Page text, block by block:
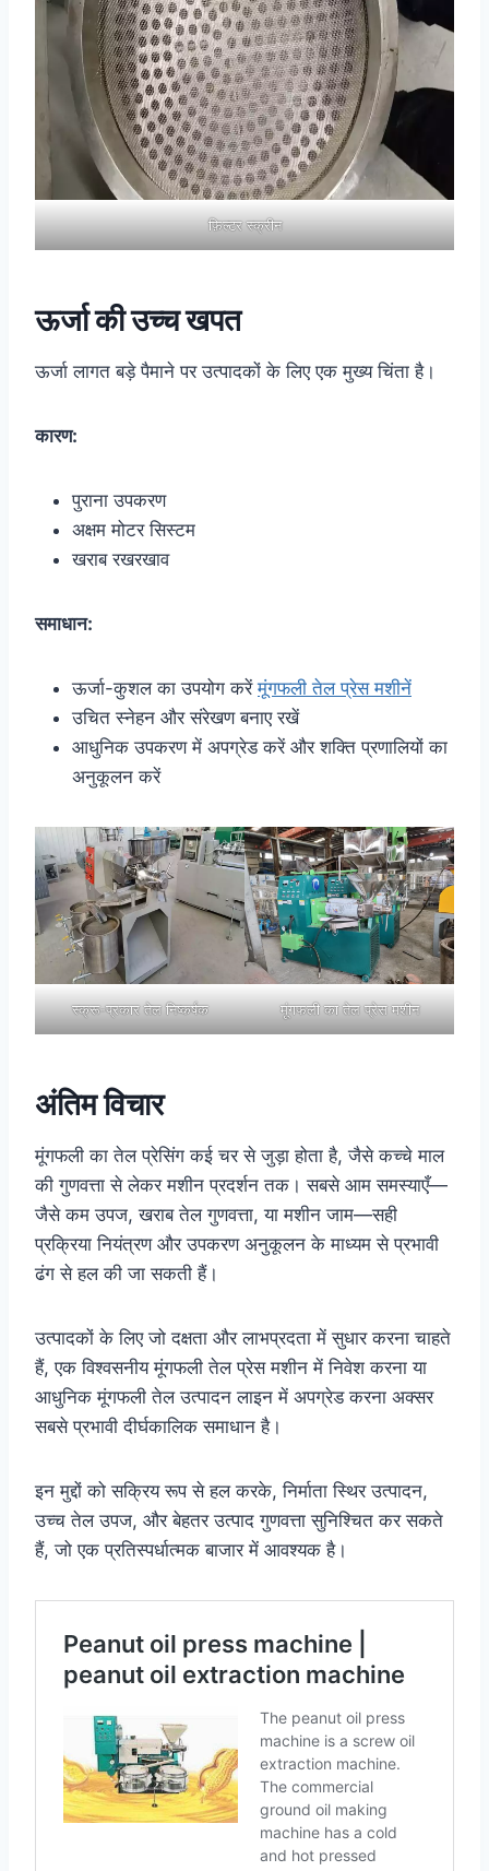
फ़िल्टर स्क्रीन
ऊर्जा की उच्च खपत
ऊर्जा लागत बड़े पैमाने पर उत्पादकों के लिए एक मुख्य चिंता है।
कारण:
पुराना उपकरण
अक्षम मोटर सिस्टम
खराब रखरखाव
समाधान:
ऊर्जा-कुशल का उपयोग करेंमूंगफली तेल प्रेस मशीनें
उचित स्नेहन और संरेखण बनाए रखें
आधुनिक उपकरण में अपग्रेड करें और शक्ति प्रणालियों का
अनुकूलन करें
स्क्रू-प्रकार तेल निष्कर्षक मूंगफली का तेल प्रेस मशीन
अंतिम विचार
मूंगफली का तेल प्रेसिंग कई चर से जुड़ा होता है, जैसे कच्चे माल
की गुणवत्ता से लेकर मशीन प्रदर्शन तक। सबसे आम समस्याएँ—
जैसे कम उपज, खराब तेल गुणवत्ता, या मशीन जाम—सही
प्रक्रिया नियंत्रण और उपकरण अनुकूलन के माध्यम से प्रभावी
ढंग से हल की जा सकती हैं।
उत्पादकों के लिए जो दक्षता और लाभप्रदता में सुधार करना चाहते
हैं, एक विश्वसनीय मूंगफली तेल प्रेस मशीन में निवेश करना या
आधुनिक मूंगफली तेल उत्पादन लाइन में अपग्रेड करना अक्सर
सबसे प्रभावी दीर्घकालिक समाधान है।
इन मुद्दों को सक्रिय रूप से हल करके, निर्माता स्थिर उत्पादन,
उच्च तेल उपज, और बेहतर उत्पाद गुणवत्ता सुनिश्चित कर सकते
हैं, जो एक प्रतिस्पर्धात्मक बाजार में आवश्यक है।